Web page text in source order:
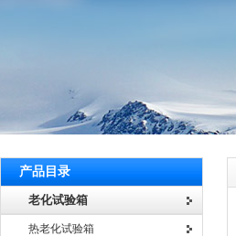
产品目录
老化试验箱
热老化试验箱